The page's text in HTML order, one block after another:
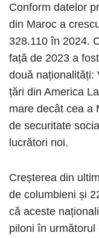
Conform datelor
din Maroc a
328.110 în 2024.
față de 2023 a
două naționalități:
țări din America
mare decât cea a
de securitate
lucrători noi.
Creșterea din
de columbieni și
că aceste
piloni în